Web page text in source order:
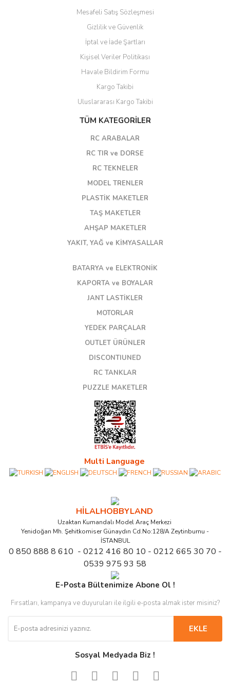
Mesafeli Satış Sözleşmesi
Gizlilik ve Güvenlik
İptal ve İade Şartları
Kişisel Veriler Politikası
Havale Bildirim Formu
Kargo Takibi
Uluslararası Kargo Takibi
TÜM KATEGORİLER
RC ARABALAR
RC TIR ve DORSE
RC TEKNELER
MODEL TRENLER
PLASTİK MAKETLER
TAŞ MAKETLER
AHŞAP MAKETLER
YAKIT, YAĞ ve KİMYASALLAR
BATARYA ve ELEKTRONİK
KAPORTA ve BOYALAR
JANT LASTİKLER
MOTORLAR
YEDEK PARÇALAR
OUTLET ÜRÜNLER
DISCONTIUNED
RC TANKLAR
PUZZLE MAKETLER
Multi Language
HİLALHOBBYLAND
Uzaktan Kumandalı Model Araç Merkezi
Yenidoğan Mh. Şehitkomiser Günaydın Cd.No:128/A Zeytinburnu -
İSTANBUL
0 850 888 8 610 - 0212 416 80 10 - 0212 665 30 70 -
0539 975 93 58
E-Posta Bültenimize Abone Ol !
Fırsatları, kampanya ve duyuruları ile ilgili e-posta almak ister misiniz?
EKLE
Sosyal Medyada Biz !